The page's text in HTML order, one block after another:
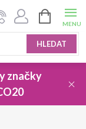
HLEDAT
KOŠÍK
značky